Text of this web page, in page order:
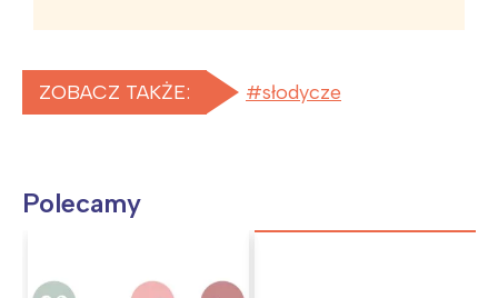
ZOBACZ TAKŻE: słodycze
Polecamy